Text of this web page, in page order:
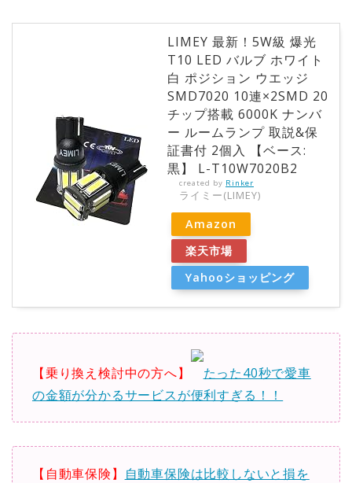
LIMEY 最新！5W級 爆光
T10 LED バルブ ホワイト
白 ポジション ウエッジ
SMD7020 10連×2SMD 20
チップ搭載 6000K ナンバ
ー ルームランプ 取説&保
証書付 2個入 【ベース:
黒】 L-T10W7020B2
created by Rinker
ライミー(LIMEY)
Amazon
楽天市場
Yahooショッピング
【乗り換え検討中の方へ】
たった40秒で愛車
の金額が分かるサービスが便利すぎる！！
【自動車保険】 自動車保険は比較しないと損を